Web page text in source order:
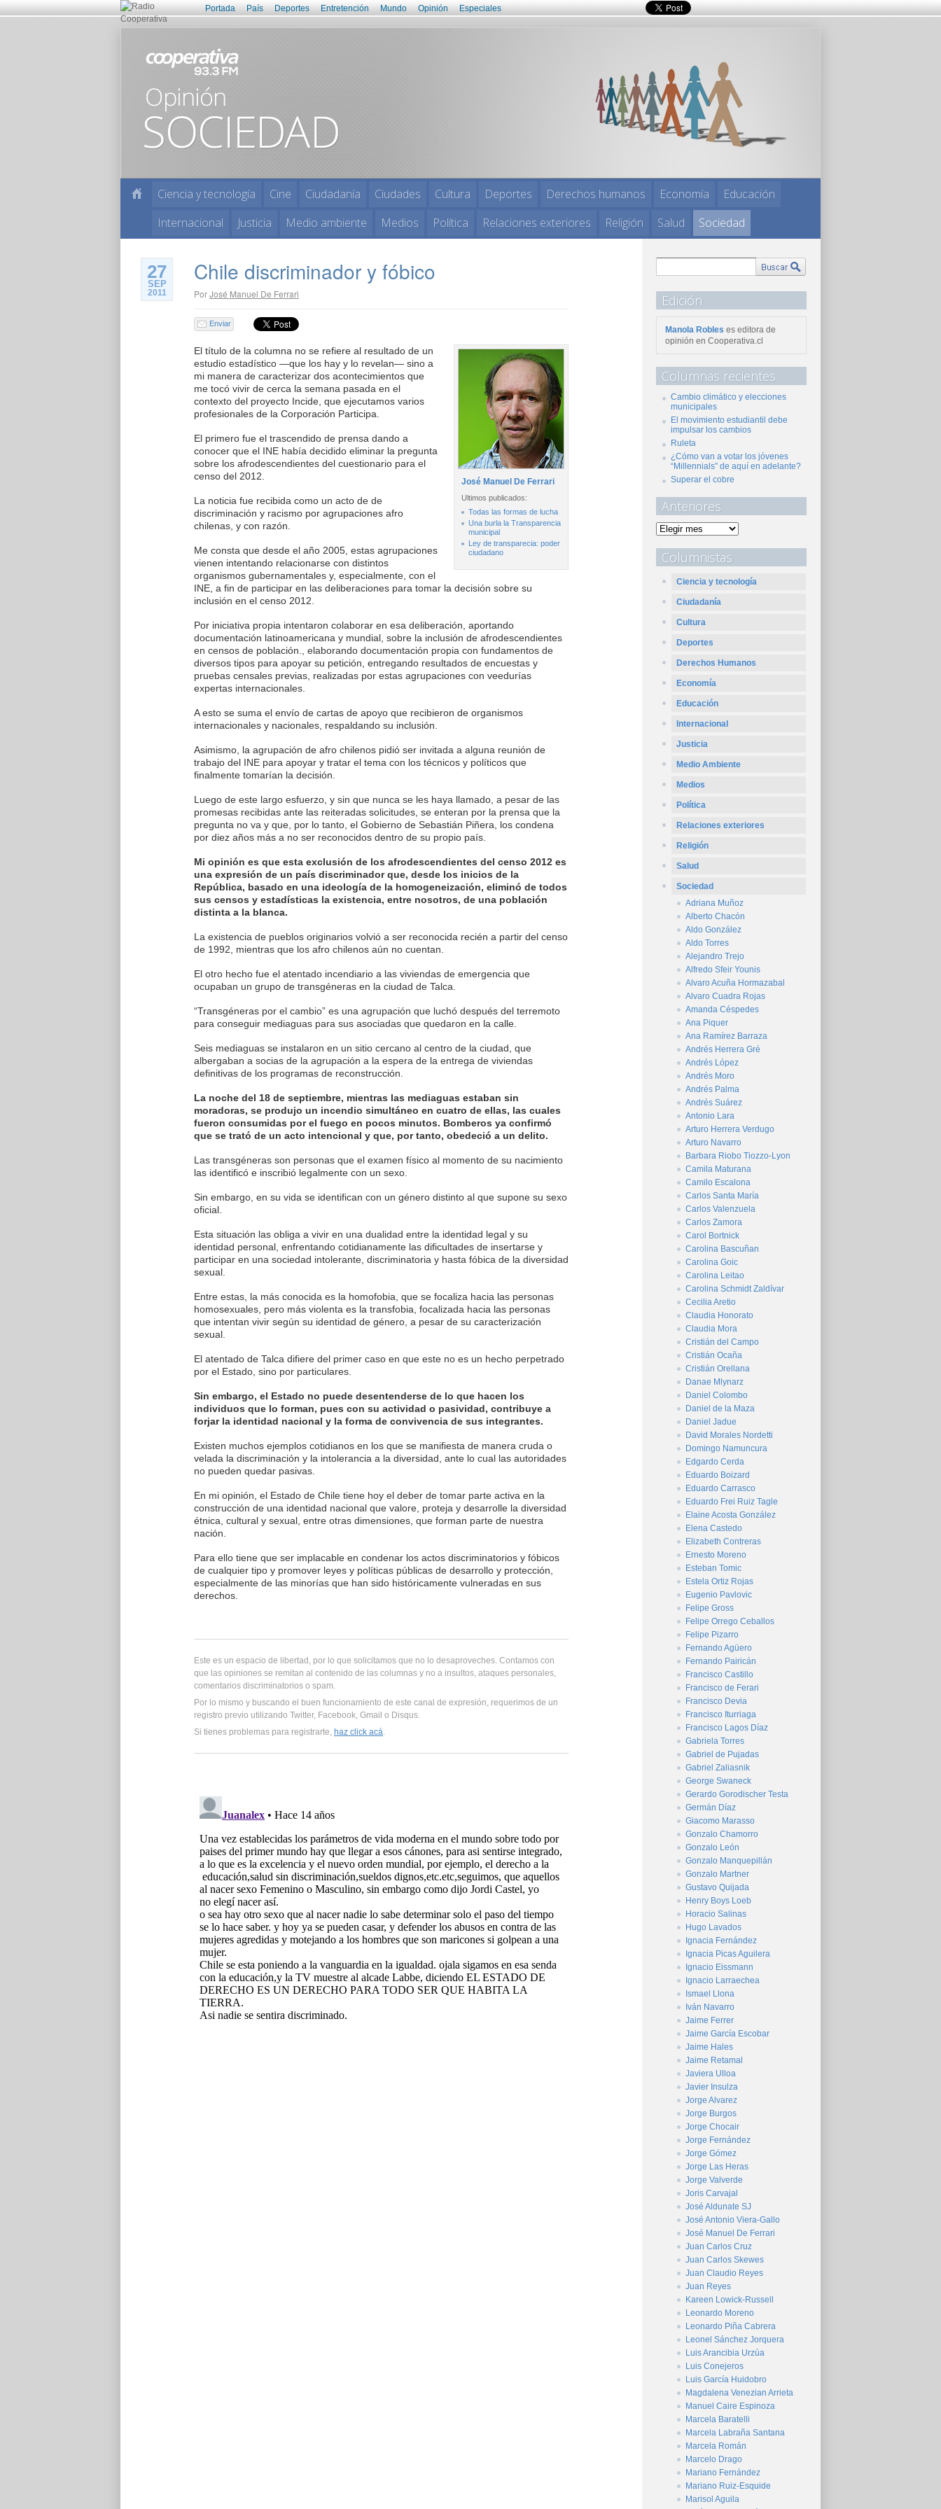
Portada País Deportes Entretención Mundo Opinión Especiales
Ciencia y tecnología Cine Ciudadanía Ciudades Cultura Deportes Derechos humanos Economía
Educación
Internacional
Justicia Medio ambiente Medios Política Relaciones exteriores Religión Salud Sociedad
27
SEP
2011
Chile discriminador y fóbico
PorJosé Manuel De Ferrari
Enviar
José Manuel De Ferrari
Ultimos publicados:
Todas las formas de lucha
Una burla la Transparencia
municipal
Ley de transparecia: poder
ciudadano
El título de la columna no se refiere al resultado de un
estudio estadístico —que los hay y lo revelan— sino a
mi manera de caracterizar dos acontecimientos que
me tocó vivir de cerca la semana pasada en el
contexto del proyecto Incide, que ejecutamos varios
profesionales de la Corporación Participa.
El primero fue el trascendido de prensa dando a
conocer que el INE había decidido eliminar la pregunta
sobre los afrodescendientes del cuestionario para el
censo del 2012.
La noticia fue recibida como un acto de de
discriminación y racismo por agrupaciones afro
chilenas, y con razón.
Me consta que desde el año 2005, estas agrupaciones
vienen intentando relacionarse con distintos
organismos gubernamentales y, especialmente, con el
INE, a fin de participar en las deliberaciones para tomar la decisión sobre su
inclusión en el censo 2012.
Por iniciativa propia intentaron colaborar en esa deliberación, aportando
documentación latinoamericana y mundial, sobre la inclusión de afrodescendientes
en censos de población., elaborando documentación propia con fundamentos de
diversos tipos para apoyar su petición, entregando resultados de encuestas y
pruebas censales previas, realizadas por estas agrupaciones con veedurías
expertas internacionales.
A esto se suma el envío de cartas de apoyo que recibieron de organismos
internacionales y nacionales, respaldando su inclusión.
Asimismo, la agrupación de afro chilenos pidió ser invitada a alguna reunión de
trabajo del INE para apoyar y tratar el tema con los técnicos y políticos que
finalmente tomarían la decisión.
Luego de este largo esfuerzo, y sin que nunca se les haya llamado, a pesar de las
promesas recibidas ante las reiteradas solicitudes, se enteran por la prensa que la
pregunta no va y que, por lo tanto, el Gobierno de Sebastián Piñera, los condena
por diez años más a no ser reconocidos dentro de su propio país.
Mi opinión es que esta exclusión de los afrodescendientes del censo 2012 es
una expresión de un país discriminador que, desde los inicios de la
República, basado en una ideología de la homogeneización, eliminó de todos
sus censos y estadísticas la existencia, entre nosotros, de una población
distinta a la blanca.
La existencia de pueblos originarios volvió a ser reconocida recién a partir del censo
de 1992, mientras que los afro chilenos aún no cuentan.
El otro hecho fue el atentado incendiario a las viviendas de emergencia que
ocupaban un grupo de transgéneras en la ciudad de Talca.
“Transgéneras por el cambio” es una agrupación que luchó después del terremoto
para conseguir mediaguas para sus asociadas que quedaron en la calle.
Seis mediaguas se instalaron en un sitio cercano al centro de la ciudad, que
albergaban a socias de la agrupación a la espera de la entrega de viviendas
definitivas de los programas de reconstrucción.
La noche del 18 de septiembre, mientras las mediaguas estaban sin
moradoras, se produjo un incendio simultáneo en cuatro de ellas, las cuales
fueron consumidas por el fuego en pocos minutos. Bomberos ya confirmó
que se trató de un acto intencional y que, por tanto, obedeció a un delito.
Las transgéneras son personas que el examen físico al momento de su nacimiento
las identificó e inscribió legalmente con un sexo.
Sin embargo, en su vida se identifican con un género distinto al que supone su sexo
oficial.
Esta situación las obliga a vivir en una dualidad entre la identidad legal y su
identidad personal, enfrentando cotidianamente las dificultades de insertarse y
participar en una sociedad intolerante, discriminatoria y hasta fóbica de la diversidad
sexual.
Entre estas, la más conocida es la homofobia, que se focaliza hacia las personas
homosexuales, pero más violenta es la transfobia, focalizada hacia las personas
que intentan vivir según su identidad de género, a pesar de su caracterización
sexual.
El atentado de Talca difiere del primer caso en que este no es un hecho perpetrado
por el Estado, sino por particulares.
Sin embargo, el Estado no puede desentenderse de lo que hacen los
individuos que lo forman, pues con su actividad o pasividad, contribuye a
forjar la identidad nacional y la forma de convivencia de sus integrantes.
Existen muchos ejemplos cotidianos en los que se manifiesta de manera cruda o
velada la discriminación y la intolerancia a la diversidad, ante lo cual las autoridades
no pueden quedar pasivas.
En mi opinión, el Estado de Chile tiene hoy el deber de tomar parte activa en la
construcción de una identidad nacional que valore, proteja y desarrolle la diversidad
étnica, cultural y sexual, entre otras dimensiones, que forman parte de nuestra
nación.
Para ello tiene que ser implacable en condenar los actos discriminatorios y fóbicos
de cualquier tipo y promover leyes y políticas públicas de desarrollo y protección,
especialmente de las minorías que han sido históricamente vulneradas en sus
derechos.
Este es un espacio de libertad, por lo que solicitamos que no lo desaproveches. Contamos con
que las opiniones se remitan al contenido de las columnas y no a insultos, ataques personales,
comentarios discriminatorios o spam.
Por lo mismo y buscando el buen funcionamiento de este canal de expresión, requerimos de un
registro previo utilizando Twitter, Facebook, Gmail o Disqus.
Si tienes problemas para registrarte, haz click acá.
Edición
Manola Robles es editora de
opinión en Cooperativa.cl
Columnas recientes
Cambio climático y elecciones
municipales
El movimiento estudiantil debe
impulsar los cambios
Ruleta
¿Cómo van a votar los jóvenes
“Millennials” de aquí en adelante?
Superar el cobre
Anteriores
Columnistas
Ciencia y tecnología
Ciudadanía
Cultura
Deportes
Derechos Humanos
Economía
Educación
Internacional
Justicia
Medio Ambiente
Medios
Política
Relaciones exteriores
Religión
Salud
Sociedad
Adriana Muñoz
Alberto Chacón
Aldo González
Aldo Torres
Alejandro Trejo
Alfredo Sfeir Younis
Alvaro Acuña Hormazabal
Alvaro Cuadra Rojas
Amanda Céspedes
Ana Piquer
Ana Ramírez Barraza
Andrés Herrera Gré
Andrés López
Andrés Moro
Andrés Palma
Andrés Suárez
Antonio Lara
Arturo Herrera Verdugo
Arturo Navarro
Barbara Riobo Tiozzo-Lyon
Camila Maturana
Camilo Escalona
Carlos Santa María
Carlos Valenzuela
Carlos Zamora
Carol Bortnick
Carolina Bascuñan
Carolina Goic
Carolina Leitao
Carolina Schmidt Zaldívar
Cecilia Aretio
Claudia Honorato
Claudia Mora
Cristián del Campo
Cristián Ocaña
Cristián Orellana
Danae Mlynarz
Daniel Colombo
Daniel de la Maza
Daniel Jadue
David Morales Nordetti
Domingo Namuncura
Edgardo Cerda
Eduardo Boizard
Eduardo Carrasco
Eduardo Frei Ruiz Tagle
Elaine Acosta González
Elena Castedo
Elizabeth Contreras
Ernesto Moreno
Esteban Tomic
Estela Ortiz Rojas
Eugenio Pavlovic
Felipe Gross
Felipe Orrego Ceballos
Felipe Pizarro
Fernando Agüero
Fernando Pairicán
Francisco Castillo
Francisco de Ferari
Francisco Devia
Francisco Iturriaga
Francisco Lagos Díaz
Gabriela Torres
Gabriel de Pujadas
Gabriel Zaliasnik
George Swaneck
Gerardo Gorodischer Testa
Germán Díaz
Giacomo Marasso
Gonzalo Chamorro
Gonzalo León
Gonzalo Manquepillán
Gonzalo Martner
Gustavo Quijada
Henry Boys Loeb
Horacio Salinas
Hugo Lavados
Ignacia Fernández
Ignacia Picas Aguilera
Ignacio Eissmann
Ignacio Larraechea
Ismael Llona
Iván Navarro
Jaime Ferrer
Jaime García Escobar
Jaime Hales
Jaime Retamal
Javiera Ulloa
Javier Insulza
Jorge Alvarez
Jorge Burgos
Jorge Chocair
Jorge Fernández
Jorge Gómez
Jorge Las Heras
Jorge Valverde
Joris Carvajal
José Aldunate SJ
José Antonio Viera-Gallo
José Manuel De Ferrari
Juan Carlos Cruz
Juan Carlos Skewes
Juan Claudio Reyes
Juan Reyes
Kareen Lowick-Russell
Leonardo Moreno
Leonardo Piña Cabrera
Leonel Sánchez Jorquera
Luis Arancibia Urzúa
Luis Conejeros
Luis García Huidobro
Magdalena Venezian Arrieta
Manuel Caire Espinoza
Marcela Baratelli
Marcela Labraña Santana
Marcela Román
Marcelo Drago
Mariano Fernández
Mariano Ruiz-Esquide
Marisol Aguila